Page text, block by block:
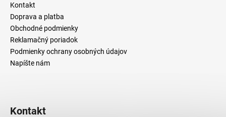
Kontakt
Doprava a platba
Obchodné podmienky
Reklamačný poriadok
Podmienky ochrany osobných údajov
Napíšte nám
Kontakt